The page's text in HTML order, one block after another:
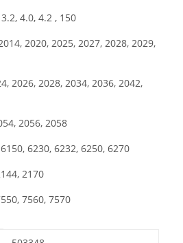
4.0, 4.2 , 150
2020, 2025, 2027, 2028, 2029,
2026, 2028, 2034, 2036, 2042,
2056, 2058
6230, 6232, 6250, 6270
2170
7560, 7570